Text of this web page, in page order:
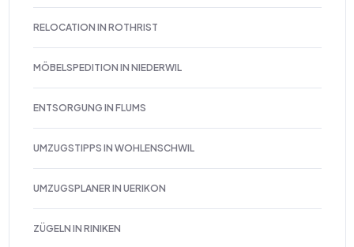
RELOCATION IN ROTHRIST
MÖBELSPEDITION IN NIEDERWIL
ENTSORGUNG IN FLUMS
UMZUGSTIPPS IN WOHLENSCHWIL
UMZUGSPLANER IN UERIKON
ZÜGELN IN RINIKEN